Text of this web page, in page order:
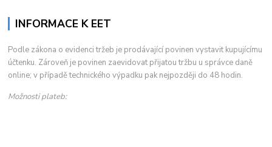
INFORMACE K EET
Podle zákona o evidenci tržeb je prodávající povinen vystavit kupujícímu
účtenku. Zároveň je povinen zaevidovat přijatou tržbu u správce daně
online; v případě technického výpadku pak nejpozději do 48 hodin.
Možnosti plateb: